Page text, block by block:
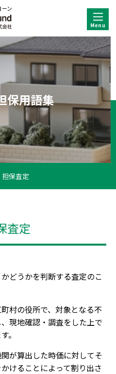
ン
保用語集
担保査定
査定
どうかを判断する査定のこ
村の役所で、対象となる不
現地確認・調査をした上で
。
が算出した時価に対してそ
けることによって割り出さ